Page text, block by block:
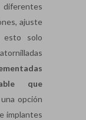
ajuste
esto solo
que
una opción
implantes